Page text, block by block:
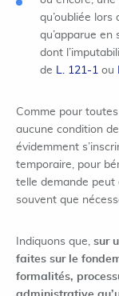
qu’oubliée lors
qu’apparue en
dont
de L. 121-1 ou
Comme pour
aucune condition
évidemment
temporaire, pour
telle demande
souvent que
Indiquons que, sur
faites sur le
formalités,